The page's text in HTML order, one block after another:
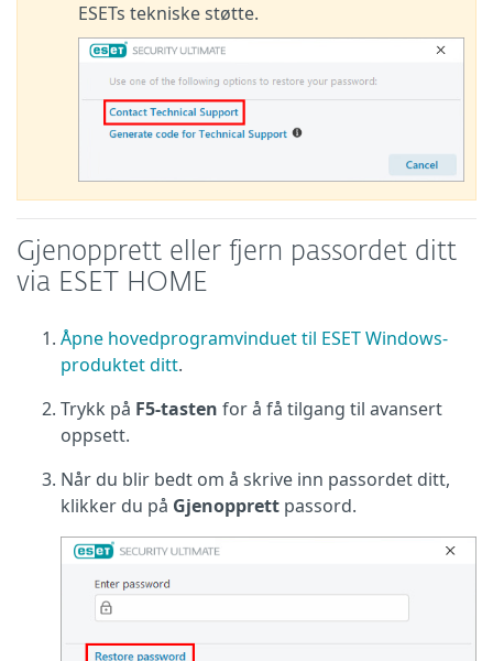
ESETs tekniske støtte.
Gjenopprett eller fjern passordet ditt
via ESET HOME
Åpne hovedprogramvinduet til ESET Windows-
produktet ditt.
Trykk på F5-tasten for å få tilgang til avansert
oppsett.
Når du blir bedt om å skrive inn passordet ditt,
klikker du på Gjenopprett passord.